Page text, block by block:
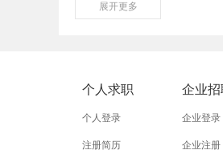
保险
促销员 导购员
展开更多
个人求职
个人登录
注册简历
企业招
企业登录
企业注册